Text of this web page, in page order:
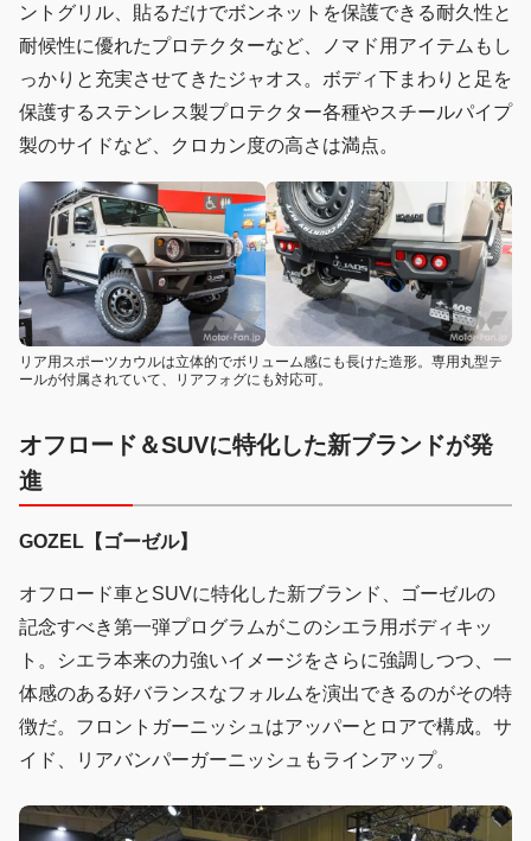
ントグリル、貼るだけでボンネットを保護できる耐久性と
耐候性に優れたプロテクターなど、ノマド用アイテムもし
っかりと充実させてきたジャオス。ボディ下まわりと足を
保護するステンレス製プロテクター各種やスチールパイプ
製のサイドなど、クロカン度の高さは満点。
リア用スポーツカウルは立体的でボリューム感にも長けた造形。専用丸型テ
ールが付属されていて、リアフォグにも対応可。
オフロード＆SUVに特化した新ブランドが発
進
GOZEL【ゴーゼル】
オフロード車とSUVに特化した新ブランド、ゴーゼルの
記念すべき第一弾プログラムがこのシエラ用ボディキッ
ト。シエラ本来の力強いイメージをさらに強調しつつ、一
体感のある好バランスなフォルムを演出できるのがその特
徴だ。フロントガーニッシュはアッパーとロアで構成。サ
イド、リアバンパーガーニッシュもラインアップ。